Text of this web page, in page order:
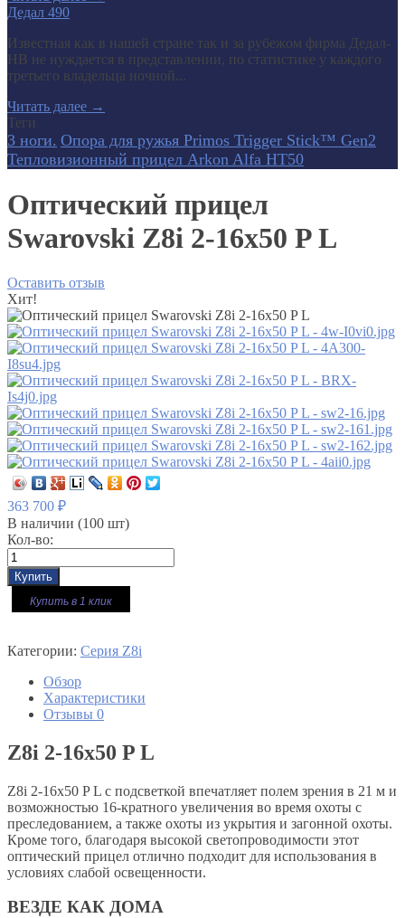
Дедал 490
Известная как в нашей стране так и за рубежом фирма Дедал-
НВ не нуждается в представлении, по статистике у каждого
третьего владельца ночной...
Читать далее →
Теги
3 ноги. Опора для ружья Primos Trigger Stick™ Gen2
Тепловизионный прицел Arkon Alfa HT50
Оптический прицел
Swarovski Z8i 2-16x50 P L
Оставить отзыв
Хит!
363 700 ₽
В наличии (100 шт)
Кол-во:
Купить в 1 клик
Категории: Серия Z8i
Обзор
Характеристики
Отзывы 0
Z8i 2-16x50 P L
Z8i 2-16x50 P L с подсветкой впечатляет полем зрения в 21 м и
возможностью 16-кратного увеличения во время охоты с
преследованием, а также охоты из укрытия и загонной охоты.
Кроме того, благодаря высокой светопроводимости этот
оптический прицел отлично подходит для использования в
условиях слабой освещенности.
ВЕЗДЕ КАК ДОМА